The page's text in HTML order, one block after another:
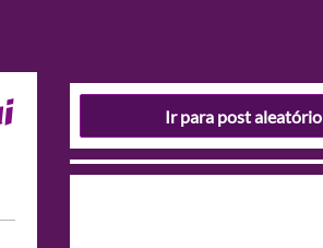
Ir para post aleatório